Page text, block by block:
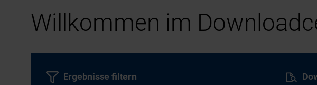
Willkommen im
Ergebnisse filtern